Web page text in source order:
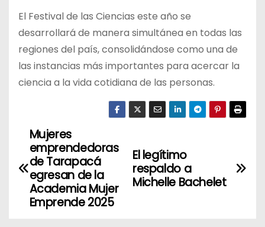
El Festival de las Ciencias este año se
desarrollará de manera simultánea en todas las
regiones del país, consolidándose como una de
las instancias más importantes para acercar la
ciencia a la vida cotidiana de las personas.
N
a
El legítimo
respaldo a
Michelle Bachelet
Mujeres
emprendedoras
de Tarapacá
egresan de la
Academia Mujer
Emprende 2025